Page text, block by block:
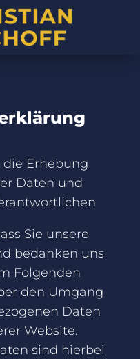
die Erhebung
Daten und
Sie unsere
bedanken uns
Folgenden
den Umgang
Daten
Website.
sind hierbei